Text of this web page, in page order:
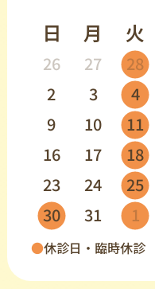
日 月 火
26 27 28
2
3 4
9
10 11
16
17 18
23
24 25
30
31 1
●休診日・臨時休診